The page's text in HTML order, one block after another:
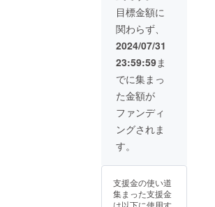
ジーと
オール
ハンド
の融合
した
『医療
監修の
新技
術』 肩
こり・
疲れ・
眠れな
い・不
まい・
冷え
目標金額に
関わらず、
2024/07/31
23:59:59ま
でに集まっ
た金額が
ファンディ
ングされま
す。
支援金の使い道
集まった支援金